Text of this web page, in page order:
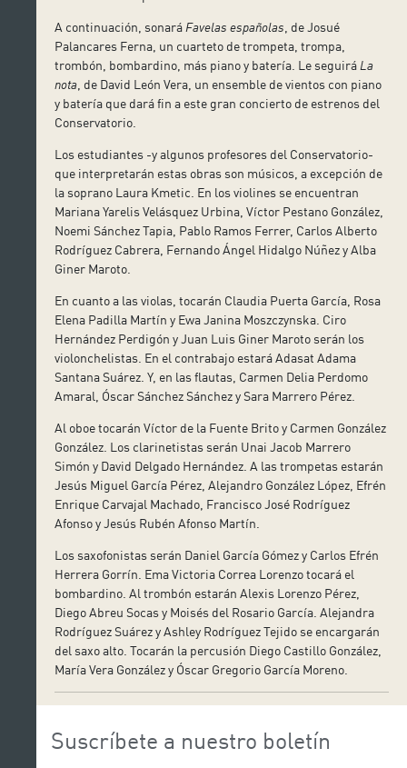
A continuación, sonaráFavelas españolas, de Josué
Palancares Ferna, un cuarteto de trompeta, trompa,
trombón, bombardino, más piano y batería. Le seguiráLa
nota, de David León Vera, un ensemble de vientos con piano
y batería que dará fin a este gran concierto de estrenos del
Conservatorio.
Los estudiantes -y algunos profesores del Conservatorio-
que interpretarán estas obras son músicos, a excepción de
la soprano Laura Kmetic. En los violines se encuentran
Mariana Yarelis Velásquez Urbina, Víctor Pestano González,
Noemi Sánchez Tapia, Pablo Ramos Ferrer, Carlos Alberto
Rodríguez Cabrera, Fernando Ángel Hidalgo Núñez y Alba
Giner Maroto.
En cuanto a las violas, tocarán Claudia Puerta García, Rosa
Elena Padilla Martín y Ewa Janina Moszczynska. Ciro
Hernández Perdigón y Juan Luis Giner Maroto serán los
violonchelistas. En el contrabajo estará Adasat Adama
Santana Suárez. Y, en las flautas, Carmen Delia Perdomo
Amaral, Óscar Sánchez Sánchez y Sara Marrero Pérez.
Al oboe tocarán Víctor de la Fuente Brito y Carmen González
González. Los clarinetistas serán Unai Jacob Marrero
Simón y David Delgado Hernández. A las trompetas estarán
Jesús Miguel García Pérez, Alejandro González López, Efrén
Enrique Carvajal Machado, Francisco José Rodríguez
Afonso y Jesús Rubén Afonso Martín.
Los saxofonistas serán Daniel García Gómez y Carlos Efrén
Herrera Gorrín. Ema Victoria Correa Lorenzo tocará el
bombardino. Al trombón estarán Alexis Lorenzo Pérez,
Diego Abreu Socas y Moisés del Rosario García. Alejandra
Rodríguez Suárez y Ashley Rodríguez Tejido se encargarán
del saxo alto. Tocarán la percusión Diego Castillo González,
María Vera González y Óscar Gregorio García Moreno.
Suscríbete a nuestro boletín